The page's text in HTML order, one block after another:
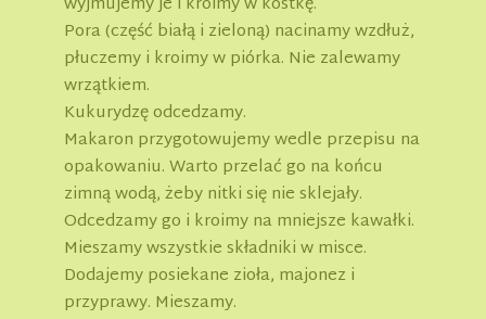
Pora (część białą i zieloną) nacinamy wzdłuż,
płuczemy i kroimy w piórka. Nie zalewamy
wrzątkiem.
Kukurydzę odcedzamy.
Makaron przygotowujemy wedle przepisu na
opakowaniu. Warto przelać go na końcu
zimną wodą, żeby nitki się nie sklejały.
Odcedzamy go i kroimy na mniejsze kawałki.
Mieszamy wszystkie składniki w misce.
Dodajemy posiekane zioła, majonez i
przyprawy. Mieszamy.